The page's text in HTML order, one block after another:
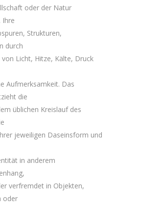
oder der Natur
Ihre
Strukturen,
durch
von Licht, Hitze, Kälte, Druck
Aufmerksamkeit. Das
die
üblichen Kreislauf des
jeweiligen Daseinsform und
in anderem
verfremdet in Objekten,
oder